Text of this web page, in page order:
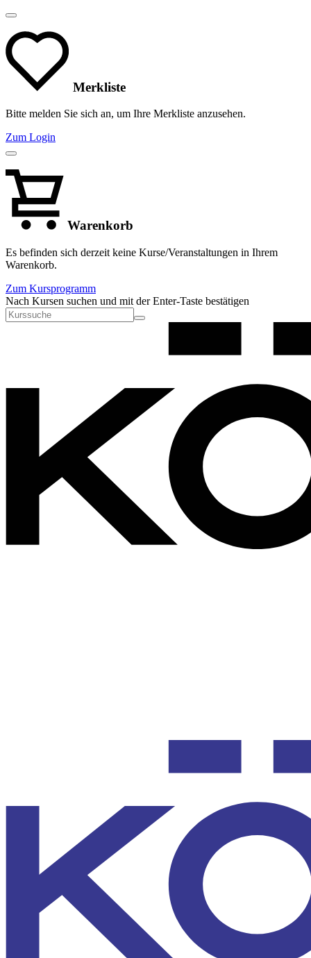
Merkliste
Bitte melden Sie sich an, um Ihre Merkliste anzusehen.
Zum Login
Warenkorb
Es befinden sich derzeit keine Kurse/Veranstaltungen in Ihrem
Warenkorb.
Zum Kursprogramm
Nach Kursen suchen und mit der Enter-Taste bestätigen